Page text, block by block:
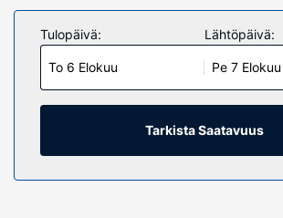
Make yourself at home in one of the 124
featuring kitchenettes with full-sized
and stovetops. 42-inch LCD televisions
cable programming available.
and microwaves, as well as phones with
Kiinteistön miellyttävyys
24-hour fitness center. This aparthotel
Tulopäivä:
To 6 Elokuu
Lähtöpäivä:
Pe 7 Elokuu
Tarkista Saatavuus